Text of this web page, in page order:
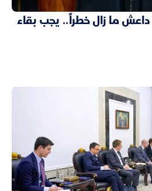
داعش ما زال خطراً.. يجب بقاء